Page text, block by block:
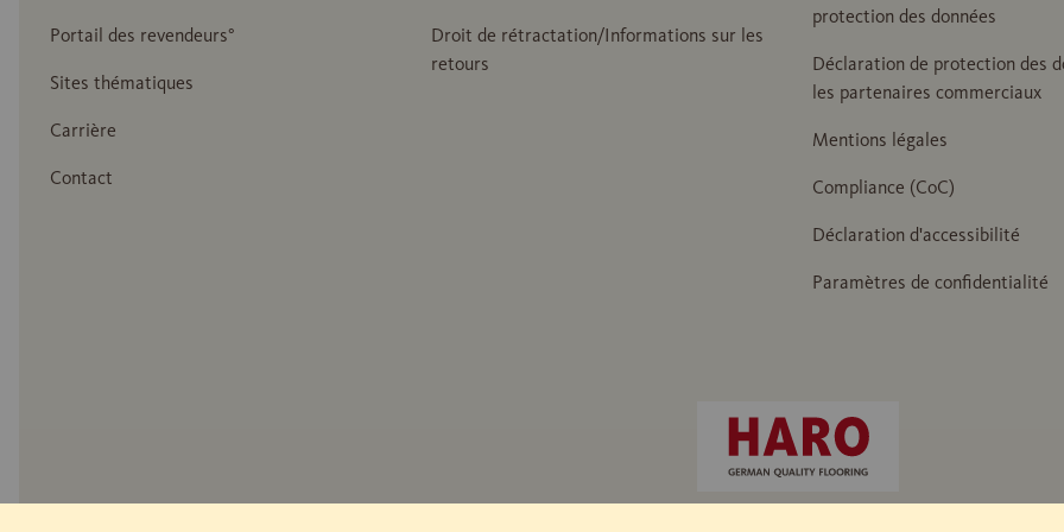
Portail des revendeurs°
Sites thématiques
Carrière
Contact
Droit de rétractation/Informations sur les
retours
protection des données
Déclaration de protection des
les partenaires commerciaux
Mentions légales
Compliance (CoC)
Déclaration d'accessibilité
Paramètres de confidentialité